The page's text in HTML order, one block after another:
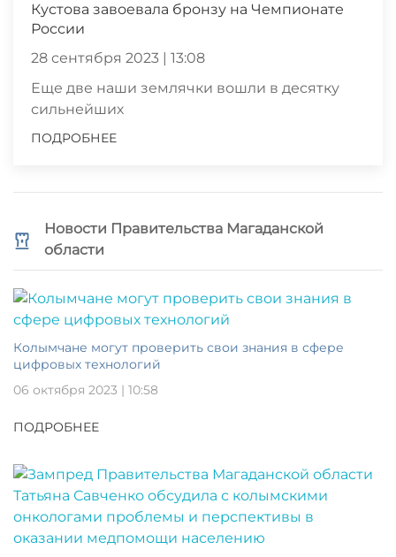
Кустова завоевала бронзу на Чемпионате
России
28 сентября 2023 | 13:08
Еще две наши землячки вошли в десятку
сильнейших
ПОДРОБНЕЕ
Новости Правительства Магаданской
области
Колымчане могут проверить свои знания в сфере
цифровых технологий
06 октября 2023 | 10:58
ПОДРОБНЕЕ